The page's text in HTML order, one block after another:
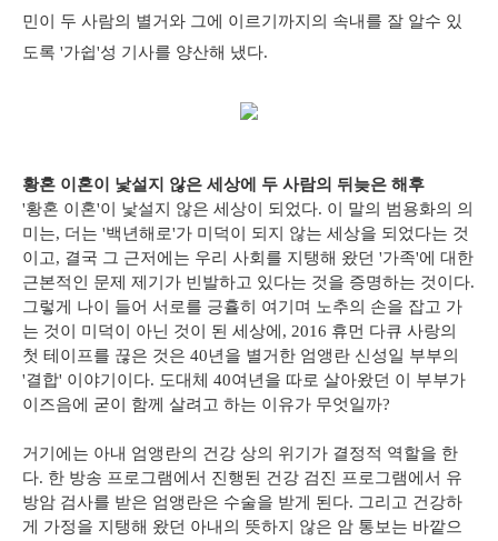
민이 두 사람의 별거와 그에 이르기까지의 속내를 잘 알수 있
도록 '가쉽'성 기사를 양산해 냈다.
황혼 이혼이 낯설지 않은 세상에 두 사람의 뒤늦은 해후
'황혼 이혼'이 낯설지 않은 세상이 되었다. 이 말의 범용화의 의
미는, 더는 '백년해로'가 미덕이 되지 않는 세상을 되었다는 것
이고, 결국 그 근저에는 우리 사회를 지탱해 왔던 '가족'에 대한
근본적인 문제 제기가 빈발하고 있다는 것을 증명하는 것이다.
그렇게 나이 들어 서로를 긍휼히 여기며 노추의 손을 잡고 가
는 것이 미덕이 아닌 것이 된 세상에, 2016 휴먼 다큐 사랑의
첫 테이프를 끊은 것은 40년을 별거한 엄앵란 신성일 부부의
'결합' 이야기이다. 도대체 40여년을 따로 살아왔던 이 부부가
이즈음에 굳이 함께 살려고 하는 이유가 무엇일까?
거기에는 아내 엄앵란의 건강 상의 위기가 결정적 역할을 한
다. 한 방송 프로그램에서 진행된 건강 검진 프로그램에서 유
방암 검사를 받은 엄앵란은 수술을 받게 된다. 그리고 건강하
게 가정을 지탱해 왔던 아내의 뜻하지 않은 암 통보는 바깥으